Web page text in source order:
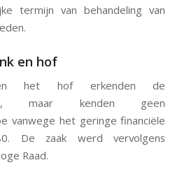
termijn van behandeling van
en hof
het hof erkenden de
maar kenden geen
vanwege het geringe financiële
De zaak werd vervolgens
Raad.